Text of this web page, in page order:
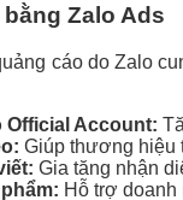
Zalo Ads
cáo do Zalo
Official Account:
Giúp thương hiệu
Gia tăng nhận
Hỗ trợ doanh